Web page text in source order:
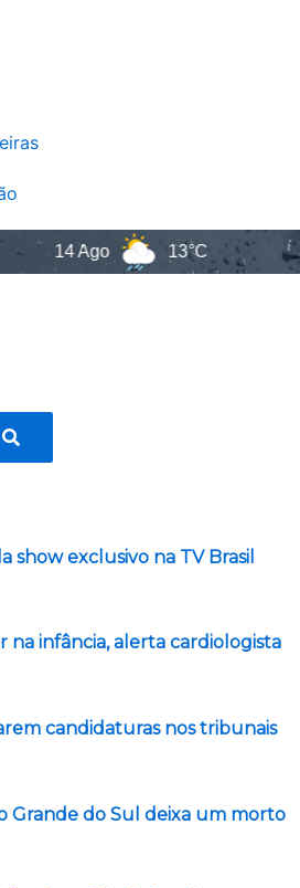
Ago 13°C Santa
show exclusivo na TV Brasil
infância, alerta cardiologista
candidaturas nos tribunais
Grande do Sul deixa um morto